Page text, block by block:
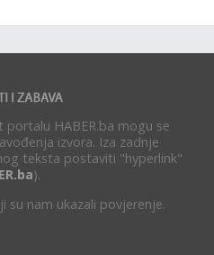
HABER.ba mogu se
izvora. Iza zadnje
teksta postaviti "hyperlink"
).
su nam ukazali povjerenje.